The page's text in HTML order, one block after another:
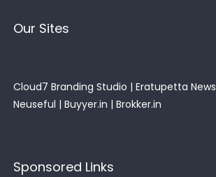
Our Sites
Cloud7 Branding Studio | Eratupetta News
Neuseful | Buyyer.in | Brokker.in
Sponsored Links